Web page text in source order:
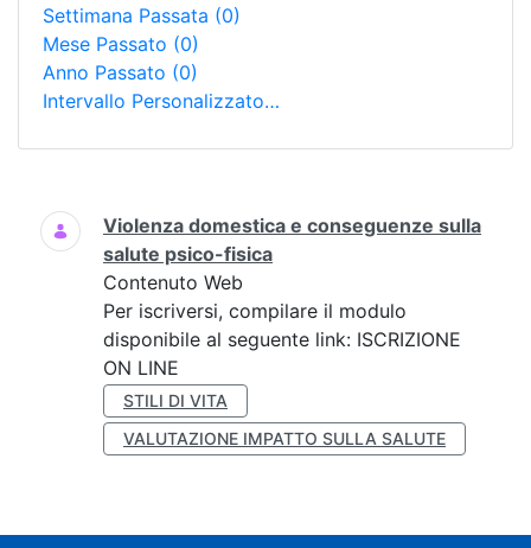
Settimana Passata (0)
Mese Passato (0)
Anno Passato (0)
Intervallo Personalizzato…
Ricerca
Violenza domestica e conseguenze sulla
salute psico-fisica
Contenuto Web
Per iscriversi, compilare il modulo
disponibile al seguente link: ISCRIZIONE
ON LINE
STILI DI VITA
VALUTAZIONE IMPATTO SULLA SALUTE